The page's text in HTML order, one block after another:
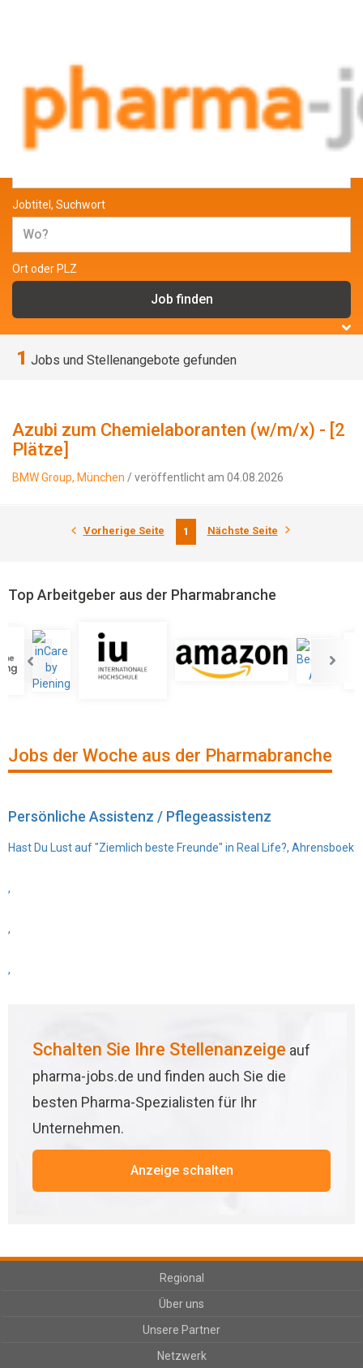
Jobs und Stellenangebote aus der
Pharmabranche
Jobtitel, Suchwort
Ort oder PLZ
1 Jobs und Stellenangebote gefunden
Azubi zum Chemielaboranten (w/m/x) - [2
Plätze]
BMW Group, München / veröffentlicht am 04.08.2026
Vorherige Seite 1 Nächste Seite
Top Arbeitgeber aus der Pharmabranche
Jobs der Woche aus der Pharmabranche
Persönliche Assistenz / Pflegeassistenz
Hast Du Lust auf "Ziemlich beste Freunde" in Real Life?, Ahrensboek
,
,
,
Schalten Sie Ihre Stellenanzeige auf
pharma-jobs.de und finden auch Sie die
besten Pharma-Spezialisten für Ihr
Unternehmen.
Anzeige schalten
Regional
Über uns
Unsere Partner
Netzwerk